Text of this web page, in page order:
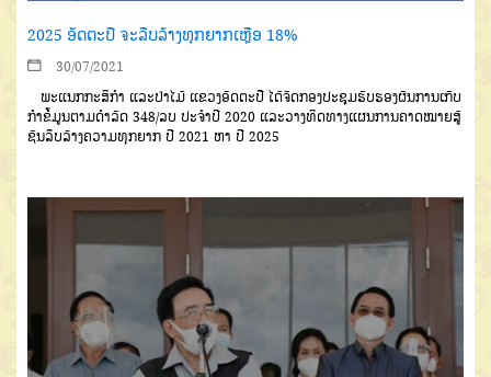
2025 ອັດຕະປື ຈະລືບລ້າງທຸກຍາກເຫຼືອ 18%
30/07/2021
ພະແນກກະສິກໍາ ແລະປ່າໄມ້ ແຂວງອັດຕະປື ໄດ້ຈັດກອງປະຊຸມຮັບຮອງຜົນການເກັບ
ກຳຂໍ້ມູນຕາມດຳລັດ 348/ລບ ປະຈຳປີ 2020 ແລະວາງທິດທາງແຜນການຄາດໝາຍສູ້
ຊົນລຶບລ້າງຄວາມທຸກຍາກ ປີ 2021 ຫາ ປີ 2025